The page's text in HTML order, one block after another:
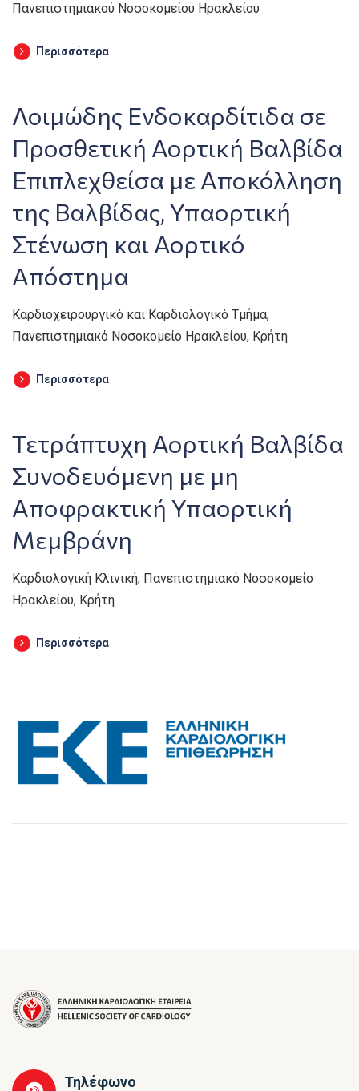
Πανεπιστημιακού Νοσοκομείου Ηρακλείου
Περισσότερα
Λοιμώδης Ενδοκαρδίτιδα σε
Προσθετική Αορτική Βαλβίδα
Επιπλεχθείσα με Αποκόλληση
της Βαλβίδας, Υπαορτική
Στένωση και Αορτικό
Απόστημα
Καρδιοχειρουργικό και Καρδιολογικό Τμήμα,
Πανεπιστημιακό Νοσοκομείο Ηρακλείου, Κρήτη
Περισσότερα
Τετράπτυχη Αορτική Βαλβίδα
Συνοδευόμενη με μη
Αποφρακτική Υπαορτική
Μεμβράνη
Καρδιολογική Κλινική, Πανεπιστημιακό Νοσοκομείο
Ηρακλείου, Κρήτη
Περισσότερα
Τηλέφωνο